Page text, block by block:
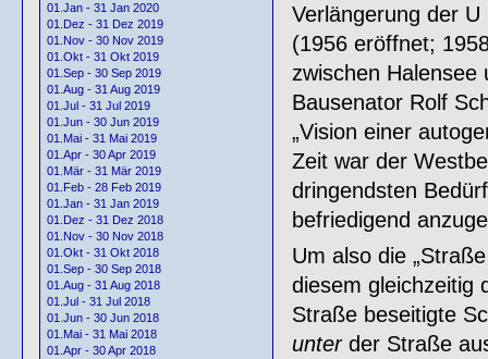
01.Jan - 31 Jan 2020
01.Dez - 31 Dez 2019
01.Nov - 30 Nov 2019
01.Okt - 31 Okt 2019
01.Sep - 30 Sep 2019
01.Aug - 31 Aug 2019
01.Jul - 31 Jul 2019
01.Jun - 30 Jun 2019
01.Mai - 31 Mai 2019
01.Apr - 30 Apr 2019
01.Mär - 31 Mär 2019
01.Feb - 28 Feb 2019
01.Jan - 31 Jan 2019
01.Dez - 31 Dez 2018
01.Nov - 30 Nov 2018
01.Okt - 31 Okt 2018
01.Sep - 30 Sep 2018
01.Aug - 31 Aug 2018
01.Jul - 31 Jul 2018
01.Jun - 30 Jun 2018
01.Mai - 31 Mai 2018
01.Apr - 30 Apr 2018
Verlängerung der
(1956 eröffnet;
zwischen Halensee
Bausenator Rolf
„Vision einer
Zeit war der
dringendsten
befriedigend
Um also die
diesem gleichzeitig
Straße beseitigte
unterder Straße